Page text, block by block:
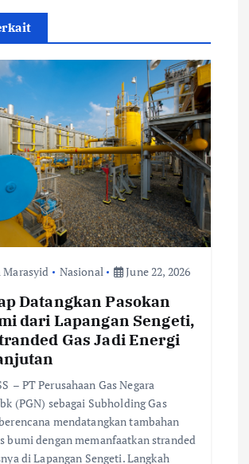
Marasyid Nasional June 22, 2026
Datangkan Pasokan
dari Lapangan Sengeti,
Gas Jadi Energi
– PT Perusahaan Gas Negara
(PGN) sebagai Subholding Gas
mendatangkan tambahan
bumi dengan memanfaatkan stranded
di Lapangan Sengeti. Langkah